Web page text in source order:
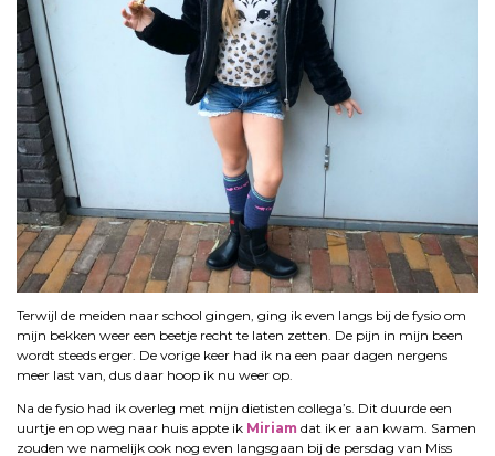
Terwijl de meiden naar school gingen, ging ik even langs bij de fysio om
mijn bekken weer een beetje recht te laten zetten. De pijn in mijn been
wordt steeds erger. De vorige keer had ik na een paar dagen nergens
meer last van, dus daar hoop ik nu weer op.
Na de fysio had ik overleg met mijn dietisten collega’s. Dit duurde een
uurtje en op weg naar huis appte ik Miriam dat ik er aan kwam. Samen
zouden we namelijk ook nog even langsgaan bij de persdag van Miss